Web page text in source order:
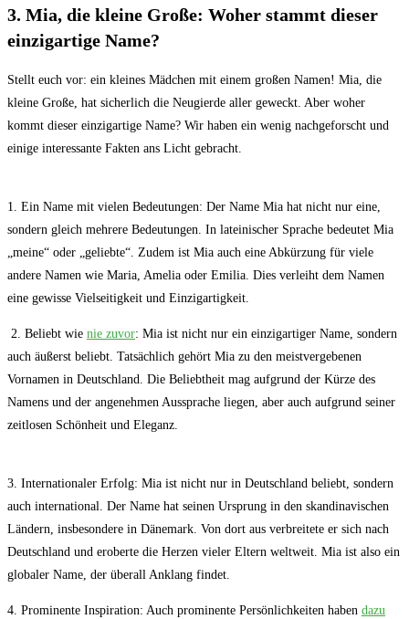
3. Mia, die kleine Große: Woher stammt dieser
einzigartige Name?
Stellt euch⁣ vor: ein kleines Mädchen mit ⁣einem großen Namen! Mia, die
kleine Große, hat sicherlich die Neugierde aller geweckt. Aber woher
kommt dieser einzigartige​ Name? Wir haben‍ ein wenig nachgeforscht und
einige interessante Fakten​ ans Licht⁤ gebracht.
​1. Ein Name mit vielen ‌Bedeutungen: ‍Der Name Mia hat nicht nur eine, ​
sondern gleich mehrere Bedeutungen. In lateinischer Sprache bedeutet Mia
„meine“ oder „geliebte“. ‍Zudem ist Mia auch eine Abkürzung für viele
andere Namen wie Maria, Amelia oder Emilia. Dies verleiht dem Namen
eine gewisse Vielseitigkeit⁤ und Einzigartigkeit.
​ 2. Beliebt wie ‌ nie zuvor: Mia ist ⁢nicht nur ein einzigartiger Name, sondern
auch ‍äußerst beliebt. Tatsächlich ⁢gehört Mia ⁢zu den meistvergebenen​
Vornamen in‍ Deutschland.‌ Die Beliebtheit mag aufgrund der ⁢Kürze des
Namens und​ der angenehmen ‍Aussprache⁢ liegen, aber auch aufgrund seiner
zeitlosen Schönheit und Eleganz.
3. Internationaler Erfolg: Mia ist nicht nur in Deutschland beliebt, sondern
‍auch international. Der Name hat ‌seinen Ursprung ⁤in den skandinavischen
Ländern, insbesondere in Dänemark. Von dort aus verbreitete er sich nach
Deutschland und eroberte‍ die⁣ Herzen ‌vieler Eltern weltweit.‌ Mia ist also ‌ein
globaler Name, der überall ⁢Anklang findet.
4. Prominente Inspiration: Auch prominente⁣ Persönlichkeiten haben dazu